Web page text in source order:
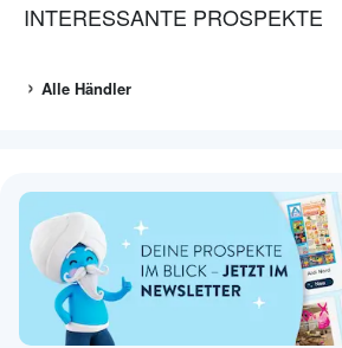
INTERESSANTE PROSPEKTE
Alle Händler